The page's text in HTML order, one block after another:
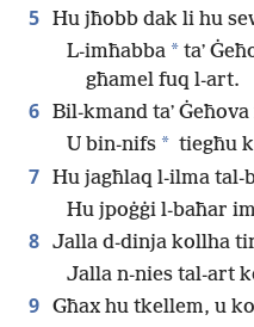
5 Hu jħobb dak li hu
L-imħabba * taʼ
għamel fuq l-art.
6 Bil-kmand taʼ
U bin-nifs * tiegħu
7 Hu jagħlaq l-ilma tal-
Hu jpoġġi l-baħar
8 Jalla d-dinja kollha
Jalla n-nies tal-art
9 Għax hu tkellem, u